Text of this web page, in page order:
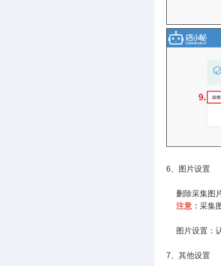
6、图片设置
删除采集图
注意： 采集
图片设置：
7、其他设置